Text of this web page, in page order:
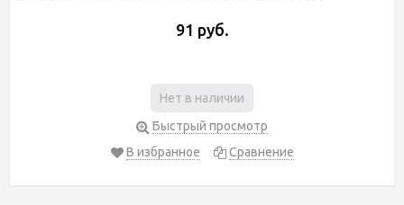
91 руб.
Нет в наличии
Быстрый просмотр
В избранное
Сравнение